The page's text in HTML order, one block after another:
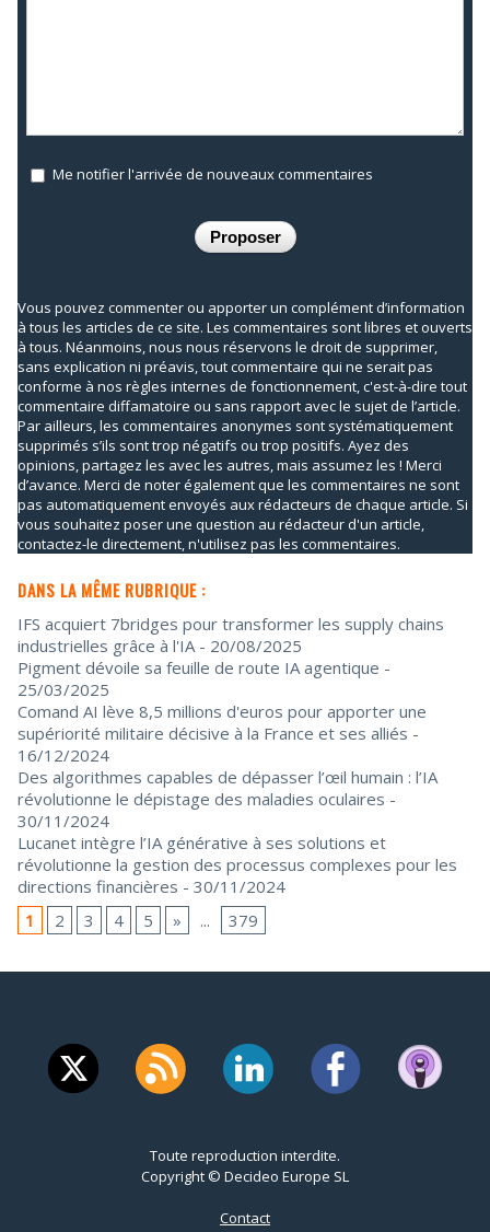
Me notifier l'arrivée de nouveaux commentaires
Vous pouvez commenter ou apporter un complément d’information
à tous les articles de ce site. Les commentaires sont libres et ouverts
à tous. Néanmoins, nous nous réservons le droit de supprimer,
sans explication ni préavis, tout commentaire qui ne serait pas
conforme à nos règles internes de fonctionnement, c'est-à-dire tout
commentaire diffamatoire ou sans rapport avec le sujet de l’article.
Par ailleurs, les commentaires anonymes sont systématiquement
supprimés s’ils sont trop négatifs ou trop positifs. Ayez des
opinions, partagez les avec les autres, mais assumez les ! Merci
d’avance. Merci de noter également que les commentaires ne sont
pas automatiquement envoyés aux rédacteurs de chaque article. Si
vous souhaitez poser une question au rédacteur d'un article,
contactez-le directement, n'utilisez pas les commentaires.
DANS LA MÊME RUBRIQUE :
IFS acquiert 7bridges pour transformer les supply chains
industrielles grâce à l'IA - 20/08/2025
Pigment dévoile sa feuille de route IA agentique -
25/03/2025
Comand AI lève 8,5 millions d'euros pour apporter une
supériorité militaire décisive à la France et ses alliés -
16/12/2024
Des algorithmes capables de dépasser l’œil humain : l’IA
révolutionne le dépistage des maladies oculaires -
30/11/2024
Lucanet intègre l’IA générative à ses solutions et
révolutionne la gestion des processus complexes pour les
directions financières - 30/11/2024
1
2 3 4 5 » ... 379
Toute reproduction interdite.
Copyright © Decideo Europe SL
Contact